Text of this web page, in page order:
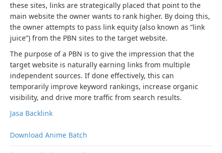
these sites, links are strategically placed that point to the
main website the owner wants to rank higher. By doing this,
the owner attempts to pass link equity (also known as “link
juice”) from the PBN sites to the target website.
The purpose of a PBN is to give the impression that the
target website is naturally earning links from multiple
independent sources. If done effectively, this can
temporarily improve keyword rankings, increase organic
visibility, and drive more traffic from search results.
Jasa Backlink
Download Anime Batch